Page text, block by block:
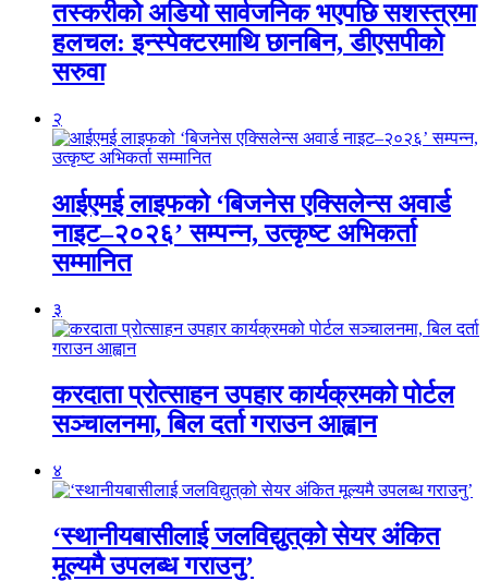
तस्करीको अडियो सार्वजनिक भएपछि सशस्त्रमा
हलचल: इन्स्पेक्टरमाथि छानबिन, डीएसपीको
सरुवा
२
आईएमई लाइफको ‘बिजनेस एक्सिलेन्स अवार्ड
नाइट–२०२६’ सम्पन्न, उत्कृष्ट अभिकर्ता
सम्मानित
३
करदाता प्रोत्साहन उपहार कार्यक्रमको पोर्टल
सञ्चालनमा, बिल दर्ता गराउन आह्वान
४
‘स्थानीयबासीलाई जलविद्युत्‌को सेयर अंकित
मूल्यमै उपलब्ध गराउनु’